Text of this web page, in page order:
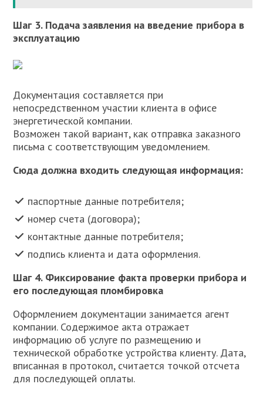
Шаг 3. Подача заявления на введение прибора в
эксплуатацию
Документация составляется при
непосредственном участии клиента в офисе
энергетической компании.
Возможен такой вариант, как отправка заказного
письма с соответствующим уведомлением.
Сюда должна входить следующая информация:
паспортные данные потребителя;
номер счета (договора);
контактные данные потребителя;
подпись клиента и дата оформления.
Шаг 4. Фиксирование факта проверки прибора и
его последующая пломбировка
Оформлением документации занимается агент
компании. Содержимое акта отражает
информацию об услуге по размещению и
технической обработке устройства клиенту. Дата,
вписанная в протокол, считается точкой отсчета
для последующей оплаты.